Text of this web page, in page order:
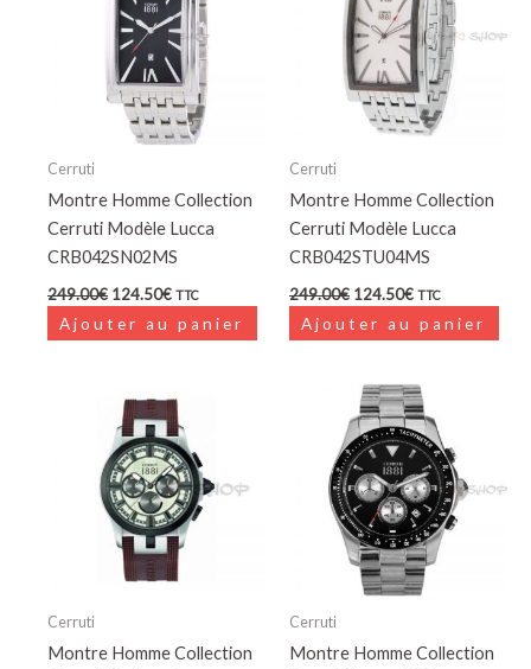
Cerruti
Montre Homme Collection
Cerruti Modèle Lucca
CRB042SN02MS
249.00€ 124.50€ TTC
Ajouter au panier
Cerruti
Montre Homme Collection
Cerruti Modèle Lucca
CRB042STU04MS
249.00€ 124.50€ TTC
Ajouter au panier
Cerruti
Montre Homme Collection
Cerruti
Montre Homme Collection